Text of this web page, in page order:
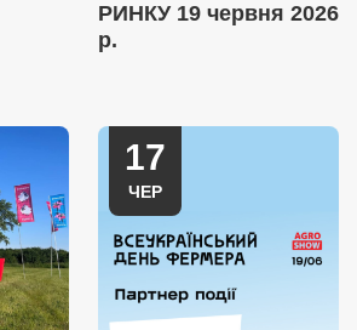
РИНКУ 19 червня 2026
р.
17
ЧЕР